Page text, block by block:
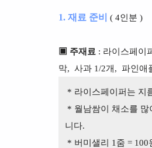
1. 재료 준비 ( 4인분 )
▣ 주재료 : 라이스페이
막, 사과 1/2개, 파인애
* 라이스페이퍼는 지
* 월남쌈이 채소를 많
니다.
* 버미샐리 1줌 =